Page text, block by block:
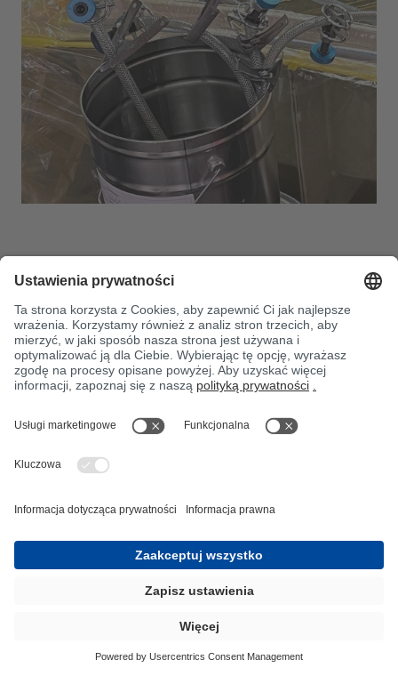
PRODUKTY
ZRÓWNOWAŻONE
Żywice i kleje żywiczne z
materiałów pochodzących z
recyklingu
Oferta żywic BIO firmy BÜFA Composite
ograniczenie stosowania surowców
kopalnych.
wykorzystania materiałów pochodzących z
recyklingu w naszych specjalnych